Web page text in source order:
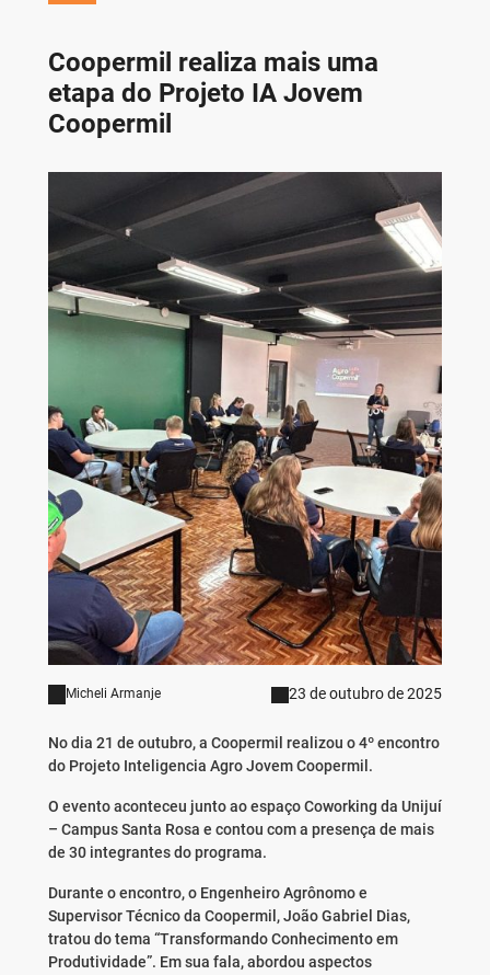
Coopermil realiza mais uma
etapa do Projeto IA Jovem
Coopermil
Micheli Armanje 23 de outubro de 2025
No dia 21 de outubro, a Coopermil realizou o 4º encontro
do Projeto Inteligencia Agro Jovem Coopermil.
O evento aconteceu junto ao espaço Coworking da Unijuí
– Campus Santa Rosa e contou com a presença de mais
de 30 integrantes do programa.
Durante o encontro, o Engenheiro Agrônomo e
Supervisor Técnico da Coopermil, João Gabriel Dias,
tratou do tema “Transformando Conhecimento em
Produtividade”. Em sua fala, abordou aspectos